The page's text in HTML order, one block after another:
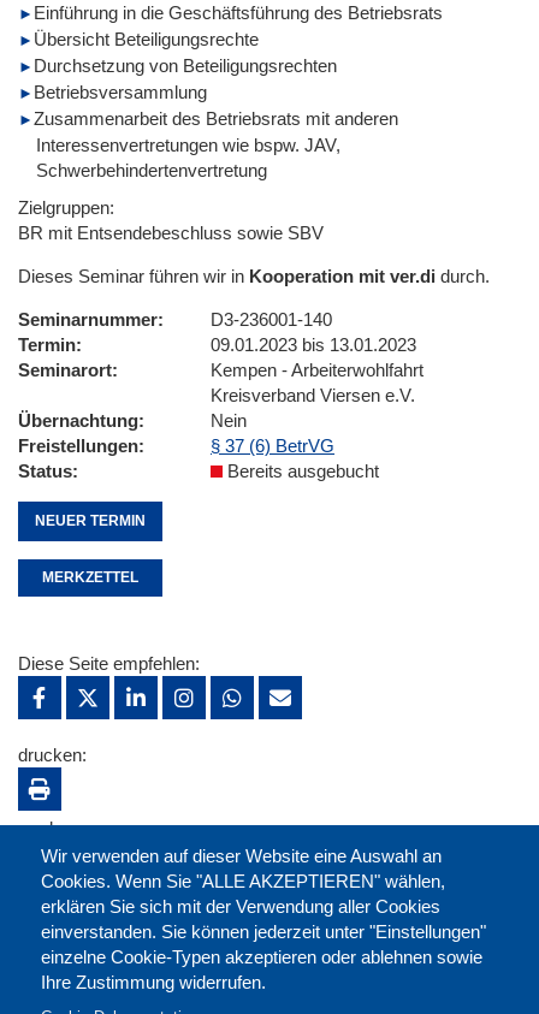
Einführung in die Geschäftsführung des Betriebsrats
Übersicht Beteiligungsrechte
Durchsetzung von Beteiligungsrechten
Betriebsversammlung
Zusammenarbeit des Betriebsrats mit anderen
Interessenvertretungen wie bspw. JAV,
Schwerbehindertenvertretung
Zielgruppen:
BR mit Entsendebeschluss sowie SBV
Dieses Seminar führen wir in Kooperation mit ver.di durch.
Seminarnummer
D3-236001-140
Termin
09.01.2023 bis 13.01.2023
Seminarort
Kempen - Arbeiterwohlfahrt
Kreisverband Viersen e.V.
Übernachtung
Nein
Freistellungen
§ 37 (6) BetrVG
Status
Bereits ausgebucht
NEUER TERMIN
MERKZETTEL
Wir verwenden auf dieser Website eine Auswahl an
Cookies. Wenn Sie "ALLE AKZEPTIEREN" wählen,
erklären Sie sich mit der Verwendung aller Cookies
einverstanden. Sie können jederzeit unter "Einstellungen"
einzelne Cookie-Typen akzeptieren oder ablehnen sowie
Ihre Zustimmung widerrufen.
Diese Seite empfehlen:
drucken:
merken: